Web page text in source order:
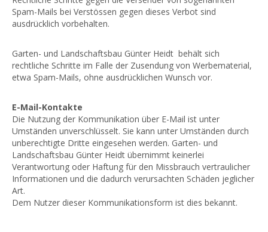
Spam-Mails bei Verstössen gegen dieses Verbot sind
ausdrücklich vorbehalten.
Garten- und Landschaftsbau Günter Heidt behält sich
rechtliche Schritte im Falle der Zusendung von Werbematerial,
etwa Spam-Mails, ohne ausdrücklichen Wunsch vor.
E-Mail-Kontakte
Die Nutzung der Kommunikation über E-Mail ist unter
Umständen unverschlüsselt. Sie kann unter Umständen durch
unberechtigte Dritte eingesehen werden. Garten- und
Landschaftsbau Günter Heidt übernimmt keinerlei
Verantwortung oder Haftung für den Missbrauch vertraulicher
Informationen und die dadurch verursachten Schäden jeglicher
Art.
Dem Nutzer dieser Kommunikationsform ist dies bekannt.